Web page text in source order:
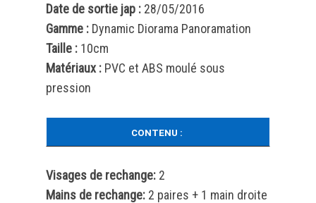
Date de sortie jap :28/05/2016
Gamme : Dynamic Diorama Panoramation
Taille :10cm
Matériaux :PVC et ABS moulé sous
pression
CONTENU :
Visages de rechange:2
Mains de rechange:2 paires + 1 main droite